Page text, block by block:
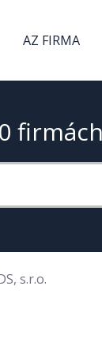
AZ FIRMA
s.r.o.